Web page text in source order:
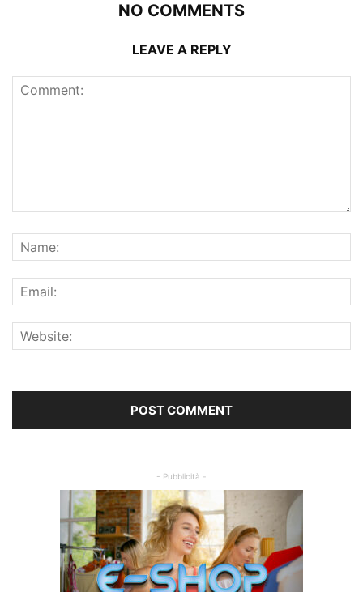
NO COMMENTS
LEAVE A REPLY
- Pubblicità -